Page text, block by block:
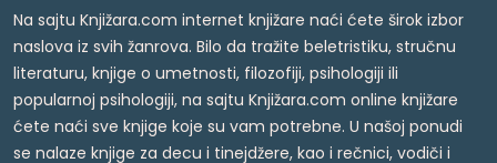
Na sajtu Knjižara.com internet knjižare naći ćete širok izbor
naslova iz svih žanrova. Bilo da tražite beletristiku, stručnu
literaturu, knjige o umetnosti, filozofiji, psihologiji ili
popularnoj psihologiji, na sajtu Knjižara.com online knjižare
ćete naći sve knjige koje su vam potrebne. U našoj ponudi
se nalaze knjige za decu i tinejdžere, kao i rečnici, vodiči i